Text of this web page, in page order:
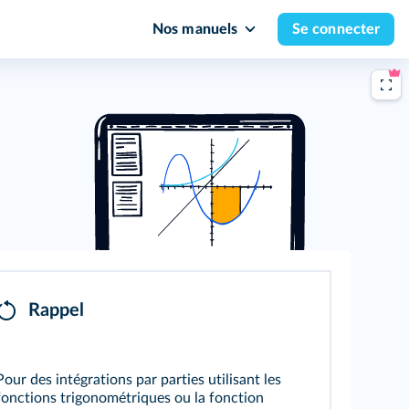
Nos manuels Se connecter
Rappel
des intégrations par parties utilisant les
trigonométriques ou la fonction